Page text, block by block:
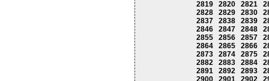
2819
2820 2821
2828
2829 2830
2837
2838 2839
2846
2847 2848
2855
2856 2857
2864
2865 2866
2873
2874 2875
2882
2883 2884
2891
2892 2893